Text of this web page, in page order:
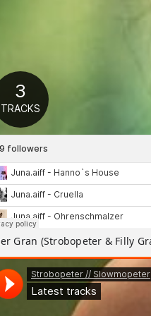
Gran (Strobopeter & Filly